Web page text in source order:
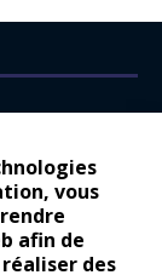
vous
afin de
des